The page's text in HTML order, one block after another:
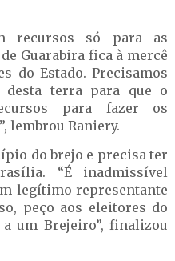
recursos só para as
Guarabira fica à mercê
do Estado. Precisamos
desta terra para que o
para fazer os
lembrou Raniery.
do brejo e precisa ter
“É inadmissível
legítimo representante
peço aos eleitores do
um Brejeiro”, finalizou